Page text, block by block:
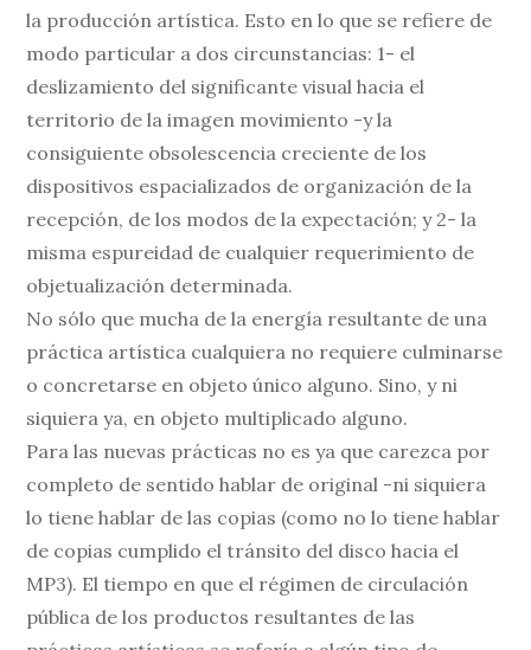
la producción artística. Esto en lo que se refiere de
modo particular a dos circunstancias: 1- el
deslizamiento del significante visual hacia el
territorio de la imagen movimiento -y la
consiguiente obsolescencia creciente de los
dispositivos espacializados de organización de la
recepción, de los modos de la expectación; y 2- la
misma espureidad de cualquier requerimiento de
objetualización determinada.
No sólo que mucha de la energía resultante de una
práctica artística cualquiera no requiere culminarse
o concretarse en objeto único alguno. Sino, y ni
siquiera ya, en objeto multiplicado alguno.
Para las nuevas prácticas no es ya que carezca por
completo de sentido hablar de original -ni siquiera
lo tiene hablar de las copias (como no lo tiene hablar
de copias cumplido el tránsito del disco hacia el
MP3). El tiempo en que el régimen de circulación
pública de los productos resultantes de las